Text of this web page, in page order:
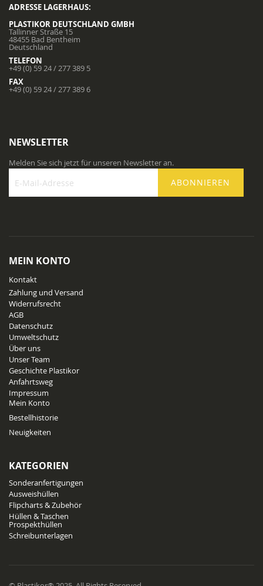
ADRESSE LAGERHAUS:
PLASTIKOR DEUTSCHLAND GMBH
Tallinner Straße 15
48455 Bad Bentheim
Deutschland
TELEFON
+49 (0) 59 24 / 277 389 5
FAX
+49 (0) 59 24 / 277 389 6
NEWSLETTER
Melden Sie sich jetzt für unseren Newsletter an.
Newsletter
ABONNIEREN
MEIN KONTO
Kontakt
Zahlung und Versand
Widerrufsrecht
AGB
Datenschutz
Umweltschutz
Über uns
Unser Team
Geschichte Plastikor
Anfahrtsweg
Impressum
Mein Konto
Bestellhistorie
Neuigkeiten
KATEGORIEN
Sonderanfertigungen
Ausweishüllen
Flipcharts & Zubehör
Hüllen & Taschen
Prospekthüllen
Schreibunterlagen